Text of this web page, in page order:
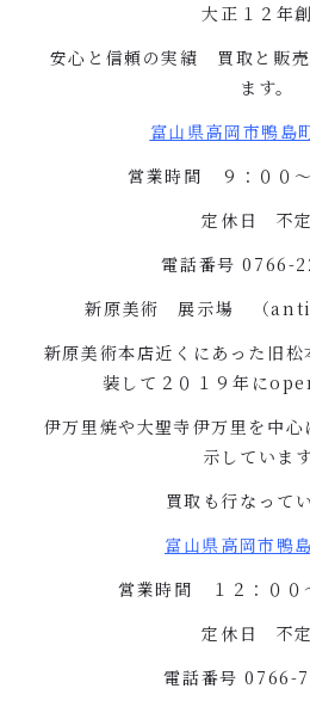
大正１２年
安心と信頼の実績 買取と販売
ます。
富山県高岡市鴨島
営業時間 ９：００
定休日 不
電話番号 0766-
新原美術 展示場 （
新原美術本店近くにあった旧
装して２０１９年に
伊万里焼や大聖寺伊万里を中
示しています
買取も行なってい
富山県高岡市鴨
営業時間 １２：００
定休日 不
電話番号 0766-